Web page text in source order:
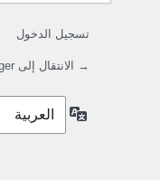
تسجيل الدخول
→ الانتقال إلى Opéra d'Alger
اللغة